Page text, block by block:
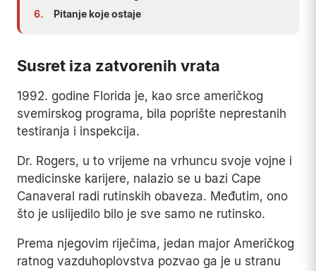
6.
Pitanje koje ostaje
Susret iza zatvorenih vrata
1992. godine Florida je, kao srce američkog
svemirskog programa, bila poprište neprestanih
testiranja i inspekcija.
Dr. Rogers, u to vrijeme na vrhuncu svoje vojne i
medicinske karijere, nalazio se u bazi Cape
Canaveral radi rutinskih obaveza. Međutim, ono
što je uslijedilo bilo je sve samo ne rutinsko.
Prema njegovim riječima, jedan major Američkog
ratnog vazduhoplovstva pozvao ga je u stranu